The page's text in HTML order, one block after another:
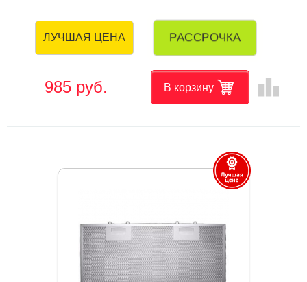
ЛУЧШАЯ ЦЕНА РАССРОЧКА
985 руб. В корзину leaderboard